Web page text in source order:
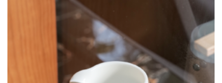
-
小
圓
杯
數
量
product
page